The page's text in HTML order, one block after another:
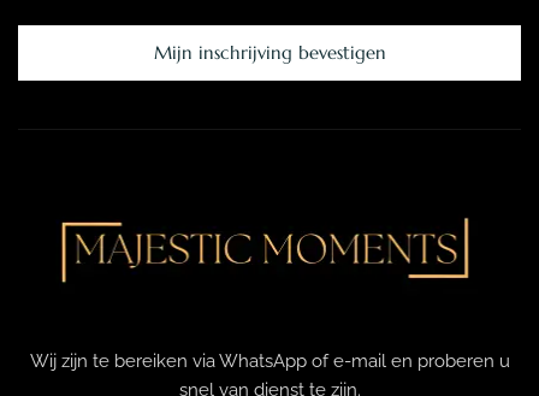
Mijn inschrijving bevestigen
Wij zijn te bereiken via WhatsApp of e-mail en proberen u
snel van dienst te zijn.